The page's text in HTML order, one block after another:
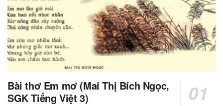
Bài thơ Em mơ (Mai Thị Bích Ngọc,
SGK Tiếng Việt 3)